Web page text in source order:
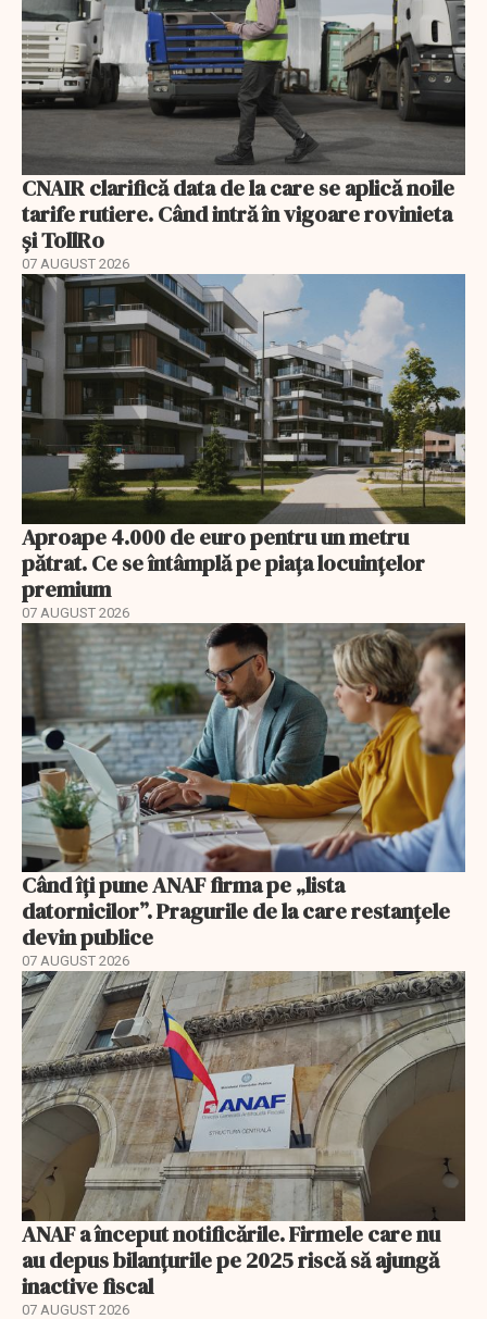
CNAIR clarifică data de la care se aplică noile
tarife rutiere. Când intră în vigoare rovinieta
și TollRo
07 AUGUST 2026
Aproape 4.000 de euro pentru un metru
pătrat. Ce se întâmplă pe piața locuințelor
premium
07 AUGUST 2026
Când îți pune ANAF firma pe „lista
datornicilor”. Pragurile de la care restanțele
devin publice
07 AUGUST 2026
ANAF a început notificările. Firmele care nu
au depus bilanțurile pe 2025 riscă să ajungă
inactive fiscal
07 AUGUST 2026